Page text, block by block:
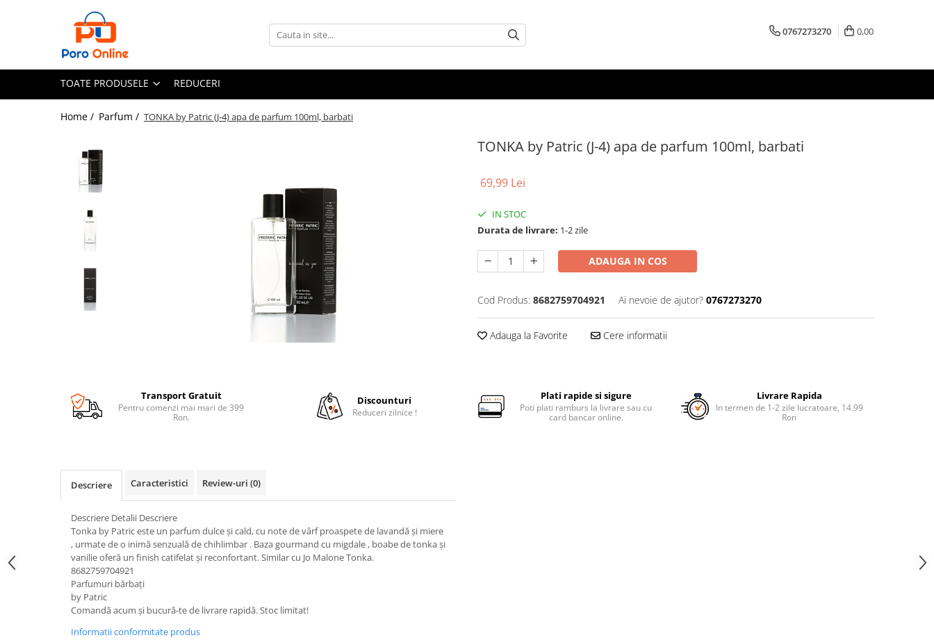
Toate Produsele
Parfum Unisex
Parfumuri Arabesti
0767273270 0,00
TOATE PRODUSELE REDUCERI
Home / Parfum / TONKA by Patric (J-4) apa de parfum 100ml, barbati
TONKA by Patric (J-4) apa de parfum 100ml, barbati
69,99 Lei
IN STOC
Durata de livrare: 1-2 zile
ADAUGA IN COS
Cod Produs: 8682759704921 Ai nevoie de ajutor? 0767273270
Adauga la Favorite Cere informatii
Transport Gratuit
Pentru comenzi mai mari de 399
Ron.
Discounturi
Reduceri zilnice !
Plati rapide si sigure
Poti plati ramburs la livrare sau cu
card bancar online.
Livrare Rapida
In termen de 1-2 zile lucratoare, 14.99
Ron
Descriere Caracteristici Review-uri (0)
Descriere Detalii Descriere
Tonka by Patric este un parfum dulce și cald, cu note de vârf proaspete de lavandă și miere
, urmate de o inimă senzuală de chihlimbar . Baza gourmand cu migdale , boabe de tonka și
vanilie oferă un finish catifelat și reconfortant. Similar cu Jo Malone Tonka.
8682759704921
Parfumuri bărbați
by Patric
Comandă acum și bucură-te de livrare rapidă. Stoc limitat!
Informatii conformitate produs